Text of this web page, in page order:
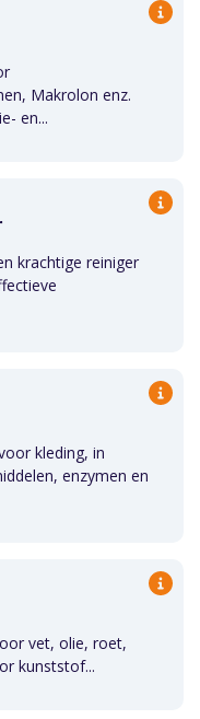
Makrolon enz.
en...
krachtige reiniger
kleding, in
enzymen en
vet, olie, roet,
kunststof...